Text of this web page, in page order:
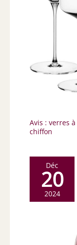
Avis : verres
chiffon
Déc
20
2024